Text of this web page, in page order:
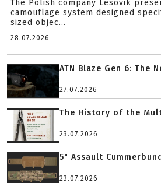
The Polish company Lesovik
camouflage system designed
sized objec...
28.07.2026
ATN Blaze Gen 6: The
27.07.2026
The History of the
23.07.2026
5" Assault
23.07.2026